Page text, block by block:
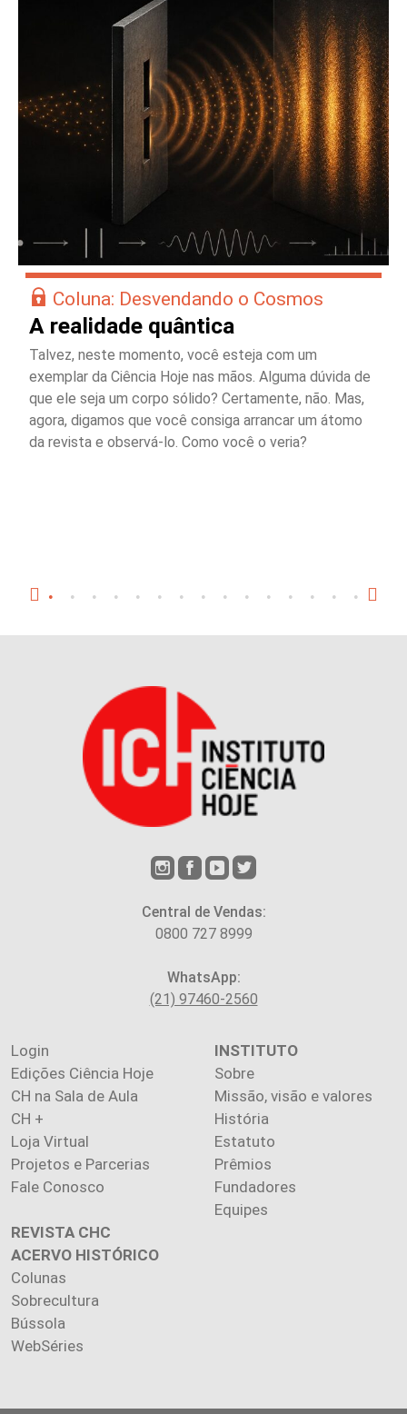
Coluna: Desvendando o Cosmos
A realidade quântica
Talvez, neste momento, você esteja com um
exemplar da Ciência Hoje nas mãos. Alguma dúvida de
que ele seja um corpo sólido? Certamente, não. Mas,
agora, digamos que você consiga arrancar um átomo
da revista e observá-lo. Como você o veria?
Central de Vendas:
0800 727 8999
WhatsApp:
(21) 97460-2560
Login
Edições Ciência Hoje
CH na Sala de Aula
CH +
Loja Virtual
Projetos e Parcerias
Fale Conosco
INSTITUTO
Sobre
Missão, visão e valores
História
Estatuto
Prêmios
Fundadores
Equipes
REVISTA CHC
ACERVO HISTÓRICO
Colunas
Sobrecultura
Bússola
WebSéries